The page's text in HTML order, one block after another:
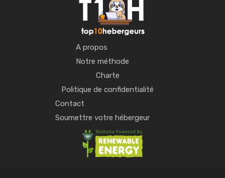
A propos
Notre méthode
Charte
Politique de confidentialité
Contact
Soumettre votre hébergeur